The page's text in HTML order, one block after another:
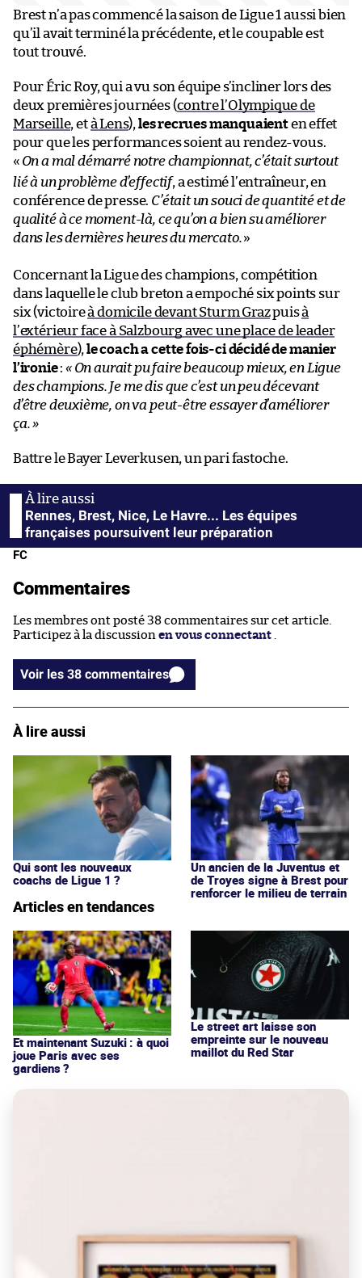
Brest n’a pas commencé la saison de Ligue 1 aussi bien
qu’il avait terminé la précédente, et le coupable est
tout trouvé.
Pour Éric Roy, qui a vu son équipe s’incliner lors des
deux premières journées (contre l’Olympique de
Marseille, età Lens), les recrues manquaienten effet
pour que les performances soient au rendez-vous.
« On a mal démarré notre championnat, c’était surtout
lié à un problème d’effectif, a estimé l’entraîneur, en
conférence de presse. C’était un souci de quantité et de
qualité à ce moment-là, ce qu’on a bien su améliorer
dans les dernières heures du mercato.»
Concernant la Ligue des champions, compétition
dans laquelle le club breton a empoché six points sur
six (victoireà domicile devant Sturm Grazpuisà
l’extérieur face à Salzbourg avec une place de leader
éphémère),le coach a cette fois-ci décidé de manier
l’ironie:« On aurait pu faire beaucoup mieux, en Ligue
des champions. Je me dis que c’est un peu décevant
d’être deuxième, on va peut-être essayer d’améliorer
ça. »
Battre le Bayer Leverkusen, un pari fastoche.
Rennes, Brest, Nice, Le Havre... Les équipes
françaises poursuivent leur préparation
FC
Commentaires
Les membres ont posté 38 commentaires sur cet article.
Participez à la discussion en vous connectant
Voir les 38 commentaires
À lire aussi
Qui sont les nouveaux
coachs de Ligue 1 ?
Un ancien de la Juventus et
de Troyes signe à Brest pour
renforcer le milieu de terrain
Articles en tendances
Et maintenant Suzuki : à quoi
joue Paris avec ses
gardiens ?
Le street art laisse son
empreinte sur le nouveau
maillot du Red Star